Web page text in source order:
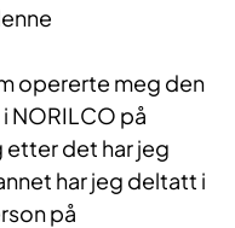
opererte meg den
NORILCO på
etter det har jeg
har jeg deltatt i
på